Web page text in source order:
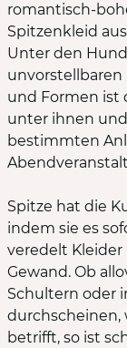
romantisch-
Spitzenkleid
Unter den
unvorstellbaren
und Formen ist
unter ihnen
bestimmten
Spitze hat die
indem sie es
veredelt
Gewand. Ob
Schultern oder
durchscheinen,
betrifft, so ist